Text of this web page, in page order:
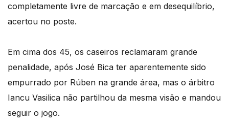
completamente livre de marcação e em desequilíbrio,
acertou no poste.
Em cima dos 45, os caseiros reclamaram grande
penalidade, após José Bica ter aparentemente sido
empurrado por Rúben na grande área, mas o árbitro
Iancu Vasilica não partilhou da mesma visão e mandou
seguir o jogo.